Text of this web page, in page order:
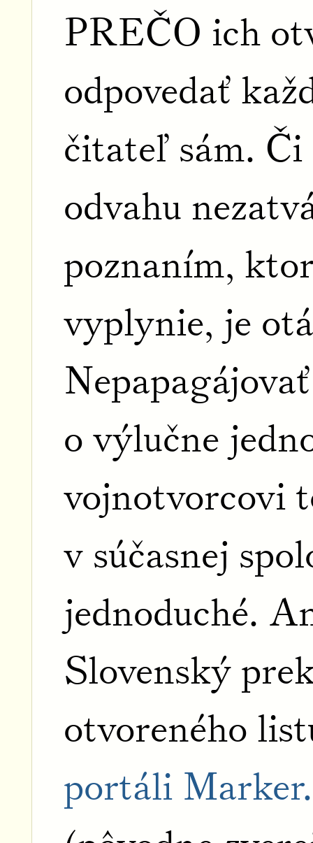
PREČO ich
odpovedať
čitateľ sám.
odvahu
poznaním,
vyplynie, je
o výlučne
vojnotvorcovi
v súčasnej
jednoduché.
Slovenský
otvoreného
portáli